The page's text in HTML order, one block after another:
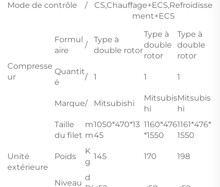
Mode de contrôle /
CS,Chauffage+ECS,Refroidisse
ment+ECS
Compresse
ur
Formul
aire
/
Type à
double rotor
Type à
double
rotor
Type à
double
rotor
Quantit
é
/ 1 1 1
Marque/ Mitsubishi
Mitsubis
hi
Mitsubis
hi
Unité
extérieure
Taille
du filet
m
m
1050*470*13
45
1160*476
*1550
1161*476*
1550
Poids
K
g
145 170 198
Niveau
d